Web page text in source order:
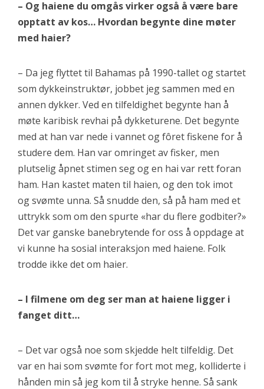
– Og haiene du omgås virker også å være bare
opptatt av kos… Hvordan begynte dine møter
med haier?
– Da jeg flyttet til Bahamas på 1990-tallet og startet
som dykkeinstruktør, jobbet jeg sammen med en
annen dykker. Ved en tilfeldighet begynte han å
møte karibisk revhai på dykketurene. Det begynte
med at han var nede i vannet og fôret fiskene for å
studere dem. Han var omringet av fisker, men
plutselig åpnet stimen seg og en hai var rett foran
ham. Han kastet maten til haien, og den tok imot
og svømte unna. Så snudde den, så på ham med et
uttrykk som om den spurte «har du flere godbiter?»
Det var ganske banebrytende for oss å oppdage at
vi kunne ha sosial interaksjon med haiene. Folk
trodde ikke det om haier.
– I filmene om deg ser man at haiene ligger i
fanget ditt…
– Det var også noe som skjedde helt tilfeldig. Det
var en hai som svømte for fort mot meg, kolliderte i
hånden min så jeg kom til å stryke henne. Så sank